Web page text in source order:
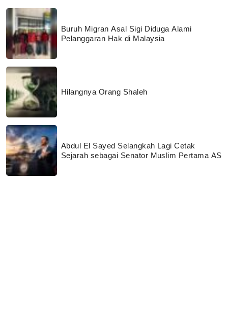
Buruh Migran Asal Sigi Diduga Alami
Pelanggaran Hak di Malaysia
Hilangnya Orang Shaleh
Abdul El Sayed Selangkah Lagi Cetak
Sejarah sebagai Senator Muslim Pertama AS